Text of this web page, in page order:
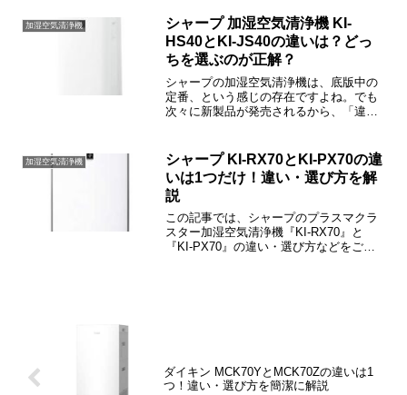
の3つです。
加湿空気清浄機
シャープ 加湿空気清浄機 KI-
HS40とKI-JS40の違いは？どっ
ちを選ぶのが正解？
シャープの加湿空気清浄機は、底版中の
定番、という感じの存在ですよね。でも
次々に新製品が発売されるから、「違い
の違いや口コミ、価格情報、電気代など
をご紹介し...
加湿空気清浄機
シャープ KI-RX70とKI-PX70の違
いは1つだけ！違い・選び方を解
説
この記事では、シャープのプラスマクラ
スター加湿空気清浄機『KI-RX70』と
『KI-PX70』の違い・選び方などをご紹
ダイキン MCK70YとMCK70Zの違いは1
つ！違い・選び方を簡潔に解説